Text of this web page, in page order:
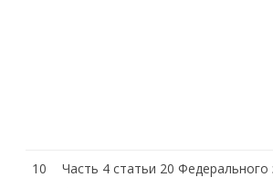
10
Часть 4 статьи 20